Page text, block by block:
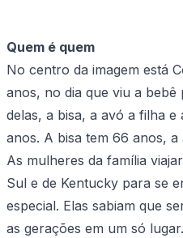
Quem é quem
No centro da imagem está
anos, no dia que viu a bebê
delas, a bisa, a avó a filha e
anos. A bisa tem 66 anos,
As mulheres da família
Sul e de Kentucky para se
especial. Elas sabiam que
as gerações em um só lugar.